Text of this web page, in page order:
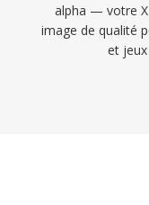
alpha — votre
image de qualité
et